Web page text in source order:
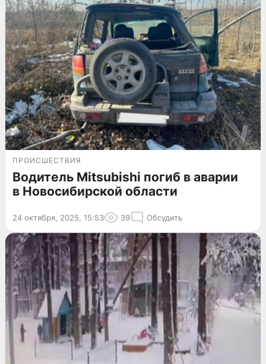
ПРОИСШЕСТВИЯ
Водитель Mitsubishi погиб в аварии
в Новосибирской области
24 октября, 2025, 15:53 39 Обсудить